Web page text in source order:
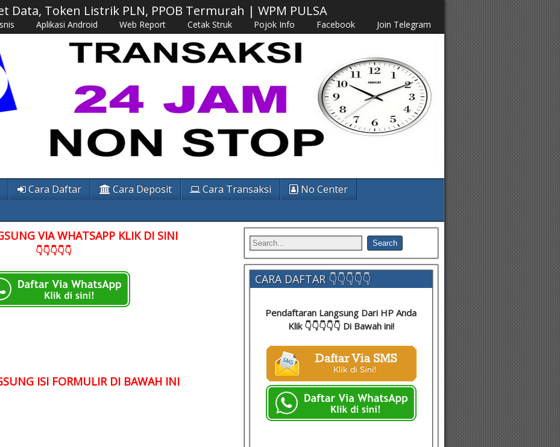
Data, Token Listrik PLN, PPOB Termurah | WPM PULSA
Aplikasi Android Web Report Cetak Struk Pojok Info Facebook Join Telegram
Cara Daftar Cara Deposit Cara Transaksi
No Center
VIA WHATSAPP KLIK DI SINI
👇👇👇👇👇
ISI FORMULIR DI BAWAH INI
CARA DAFTAR 👇👇👇👇👇
Pendaftaran Langsung Dari HP Anda
Klik 👇👇👇👇👇 Di Bawah ini!